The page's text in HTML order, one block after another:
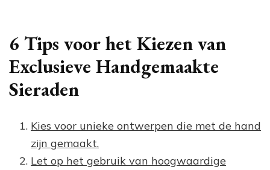
6 Tips voor het Kiezen van
Exclusieve Handgemaakte
Sieraden
Kies voor unieke ontwerpen die met de hand
zijn gemaakt.
Let op het gebruik van hoogwaardige